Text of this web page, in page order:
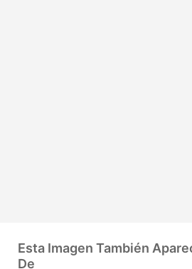
Esta Imagen También
De